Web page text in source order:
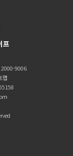
프
2000-9006
맵